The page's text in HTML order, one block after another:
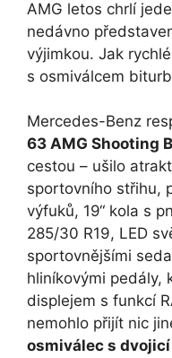
AMG letos chrlí
nedávno
výjimkou. Jak
s osmiválcem
Mercedes-Benz
63 AMG Shooting
cestou – ušilo
sportovního střihu,
výfuků, 19“ kola s
285/30 R19, LED
sportovnějšími
hliníkovými pedály,
displejem s funkcí
nemohlo přijít nic
osmiválec s